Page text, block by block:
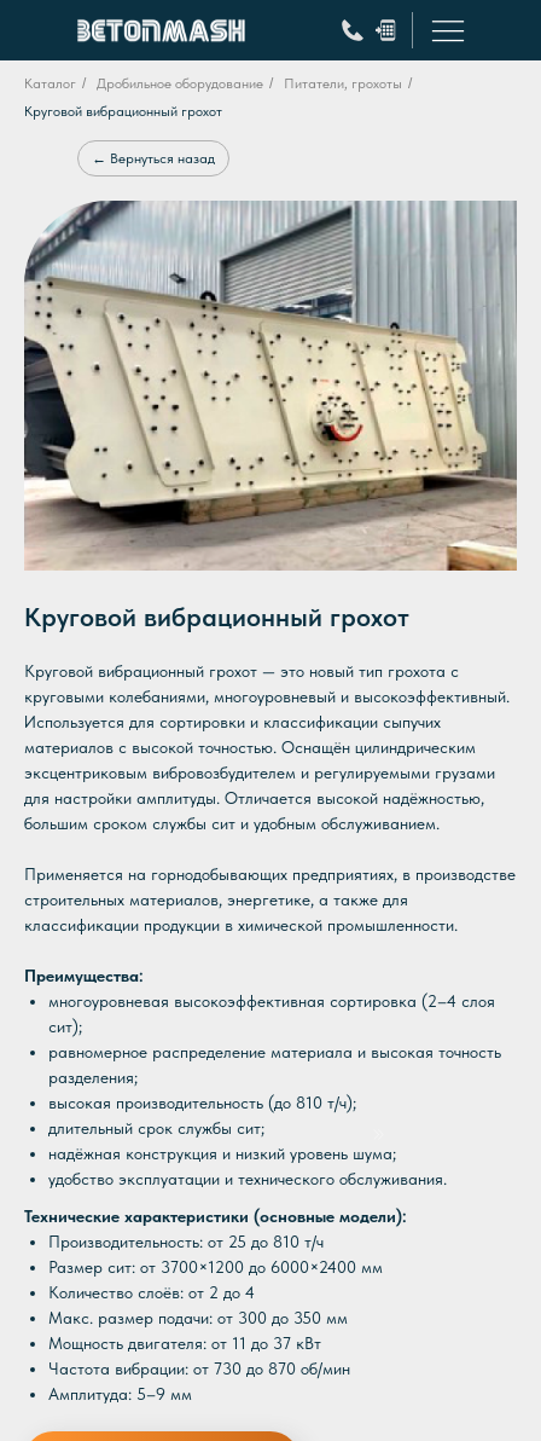
Каталог / Дробильное оборудование / Питатели, грохоты /
Круговой вибрационный грохот
← Вернуться назад
Круговой вибрационный грохот
Круговой вибрационный грохот — это новый тип грохота с
круговыми колебаниями, многоуровневый и высокоэффективный.
Используется для сортировки и классификации сыпучих
материалов с высокой точностью. Оснащён цилиндрическим
эксцентриковым вибровозбудителем и регулируемыми грузами
для настройки амплитуды. Отличается высокой надёжностью,
большим сроком службы сит и удобным обслуживанием.
Применяется на горнодобывающих предприятиях, в производстве
строительных материалов, энергетике, а также для
классификации продукции в химической промышленности.
Преимущества:
многоуровневая высокоэффективная сортировка (2–4 слоя
сит);
равномерное распределение материала и высокая точность
разделения;
высокая производительность (до 810 т/ч);
длительный срок службы сит;
надёжная конструкция и низкий уровень шума;
удобство эксплуатации и технического обслуживания.
Технические характеристики (основные модели):
Производительность: от 25 до 810 т/ч
Размер сит: от 3700×1200 до 6000×2400 мм
Количество слоёв: от 2 до 4
Макс. размер подачи: от 300 до 350 мм
Мощность двигателя: от 11 до 37 кВт
Частота вибрации: от 730 до 870 об/мин
Амплитуда: 5–9 мм